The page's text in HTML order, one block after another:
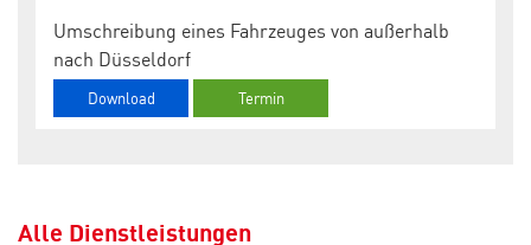
Umschreibung eines Fahrzeuges von außerhalb
nach Düsseldorf
Download Termin
Alle Dienstleistungen